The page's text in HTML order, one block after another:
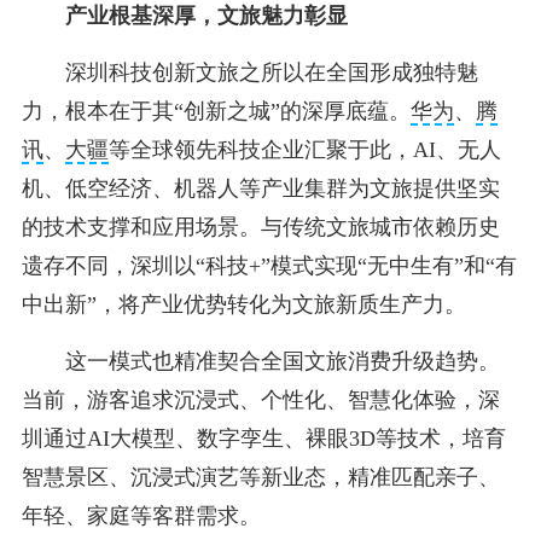
产业根基深厚，文旅魅力彰显
深圳科技创新文旅之所以在全国形成独特魅
力，根本在于其“创新之城”的深厚底蕴。 华为、
腾
讯、 大疆等全球领先科技企业汇聚于此，AI、无人
机、低空经济、机器人等产业集群为文旅提供坚实
的技术支撑和应用场景。与传统文旅城市依赖历史
遗存不同，深圳以“科技+”模式实现“无中生有”和“有
中出新”，将产业优势转化为文旅新质生产力。
这一模式也精准契合全国文旅消费升级趋势。
当前，游客追求沉浸式、个性化、智慧化体验，深
圳通过AI大模型、数字孪生、裸眼3D等技术，培育
智慧景区、沉浸式演艺等新业态，精准匹配亲子、
年轻、家庭等客群需求。